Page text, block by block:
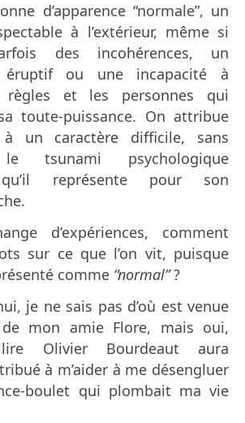
d’apparence “normale”, un
à l’extérieur, même si
des incohérences, un
éruptif ou une incapacité à
règles et les personnes qui
toute-puissance. On attribue
un caractère difficile, sans
le tsunami psychologique
qu’il représente pour son
d’expériences, comment
sur ce que l’on vit, puisque
comme “normal”?
je ne sais pas d’où est venue
mon amie Flore, mais oui,
Olivier Bourdeaut aura
à m’aider à me désengluer
boulet qui plombait ma vie